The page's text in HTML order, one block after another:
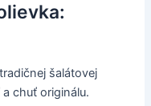
šalátovej
chuť originálu.